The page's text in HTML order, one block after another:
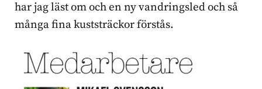
har jag läst om och en ny vandringsled och så
många fina kuststräckor förstås.